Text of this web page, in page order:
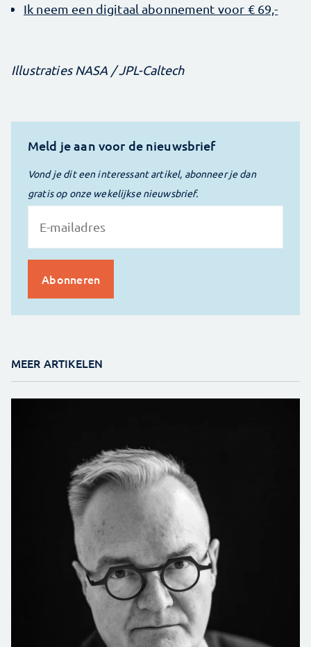
Ik neem een digitaal abonnement voor € 69,-
Illustraties NASA / JPL-Caltech
Meld je aan voor de nieuwsbrief
Vond je dit een interessant artikel, abonneer je dan
gratis op onze wekelijkse nieuwsbrief.
MEER ARTIKELEN